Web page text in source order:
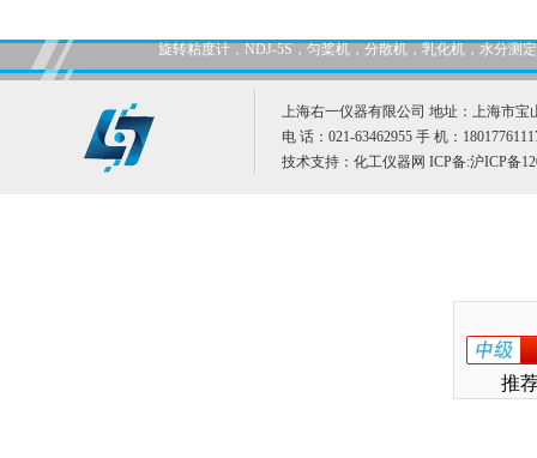
旋转粘度计，NDJ-5S，匀桨机，分散机，乳化机，水分测
上海右一仪器有限公司 地址：上海市宝
电 话：021-63462955 手 机：
技术支持： 化工仪器网 ICP备:沪ICP备
推